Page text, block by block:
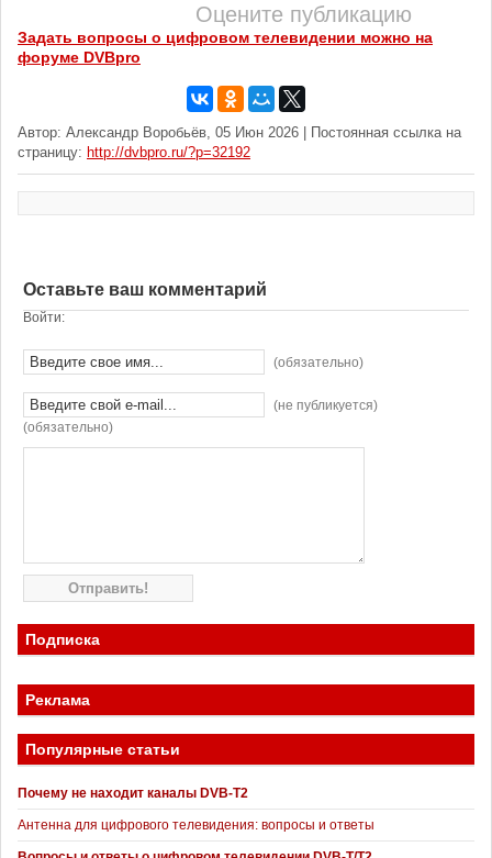
Оцените публикацию
Задать вопросы о цифровом телевидении можно на
форуме DVBpro
Автор: Александр Воробьёв, 05 Июн 2026 | Постоянная ссылка на
страницу: http://dvbpro.ru/?p=32192
Оставьте ваш комментарий
Войти:
(обязательно)
(не публикуется)
(обязательно)
Подписка
Реклама
Популярные статьи
Почему не находит каналы DVB-T2
Антенна для цифрового телевидения: вопросы и ответы